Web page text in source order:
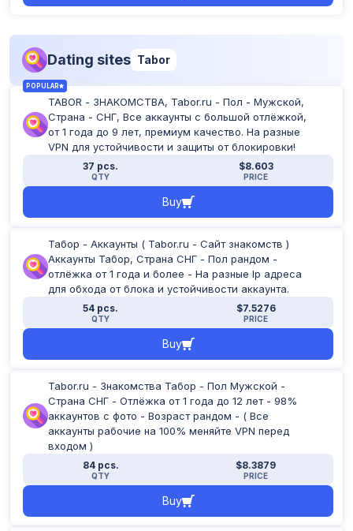
Dating sites Tabor
POPULAR
TABOR - ЗНАКОМСТВА, Tabor.ru - Пол - Мужской,
Страна - СНГ, Все аккаунты с большой отлёжкой,
от 1 года до 9 лет, премиум качество. На разные
VPN для устойчивости и защиты от блокировки!
37 pcs.
QTY
$8.603
PRICE
Buy
Табор - Аккаунты ( Tabor.ru - Сайт знакомств )
Аккаунты Табор, Страна СНГ - Пол рандом -
отлёжка от 1 года и более - На разные Ip адреса
для обхода от блока и устойчивости аккаунта.
54 pcs.
QTY
$7.5276
PRICE
Buy
Tabor.ru - Знакомства Табор - Пол Мужской -
Страна СНГ - Отлёжка от 1 года до 12 лет - 98%
аккаунтов с фото - Возраст рандом - ( Все
аккаунты рабочие на 100% меняйте VPN перед
входом )
84 pcs.
QTY
$8.3879
PRICE
Buy